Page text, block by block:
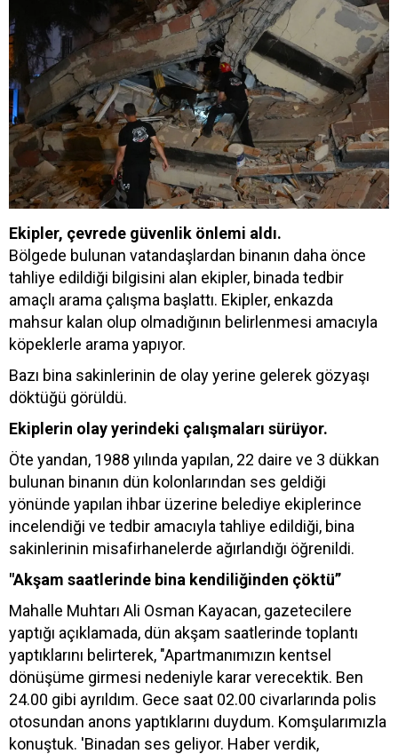
Ekipler, çevrede güvenlik önlemi aldı.
Bölgede bulunan vatandaşlardan binanın daha önce
tahliye edildiği bilgisini alan ekipler, binada tedbir
amaçlı arama çalışma başlattı. Ekipler, enkazda
mahsur kalan olup olmadığının belirlenmesi amacıyla
köpeklerle arama yapıyor.
Bazı bina sakinlerinin de olay yerine gelerek gözyaşı
döktüğü görüldü.
Ekiplerin olay yerindeki çalışmaları sürüyor.
Öte yandan, 1988 yılında yapılan, 22 daire ve 3 dükkan
bulunan binanın dün kolonlarından ses geldiği
yönünde yapılan ihbar üzerine belediye ekiplerince
incelendiği ve tedbir amacıyla tahliye edildiği, bina
sakinlerinin misafirhanelerde ağırlandığı öğrenildi.
"Akşam saatlerinde bina kendiliğinden çöktü”
Mahalle Muhtarı Ali Osman Kayacan, gazetecilere
yaptığı açıklamada, dün akşam saatlerinde toplantı
yaptıklarını belirterek, "Apartmanımızın kentsel
dönüşüme girmesi nedeniyle karar verecektik. Ben
24.00 gibi ayrıldım. Gece saat 02.00 civarlarında polis
otosundan anons yaptıklarını duydum. Komşularımızla
konuştuk. 'Binadan ses geliyor. Haber verdik,